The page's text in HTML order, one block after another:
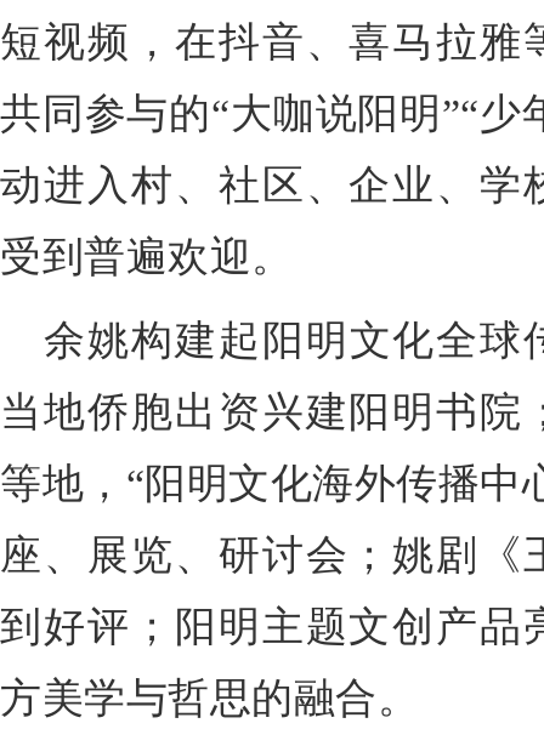
短视频，在抖音、喜马拉雅
共同参与的“大咖说阳明”“少
动进入村、社区、企业、学
受到普遍欢迎。
余姚构建起阳明文化全球
当地侨胞出资兴建阳明书
等地，“阳明文化海外传播中
座、展览、研讨会；姚剧
到好评；阳明主题文创产品
方美学与哲思的融合。